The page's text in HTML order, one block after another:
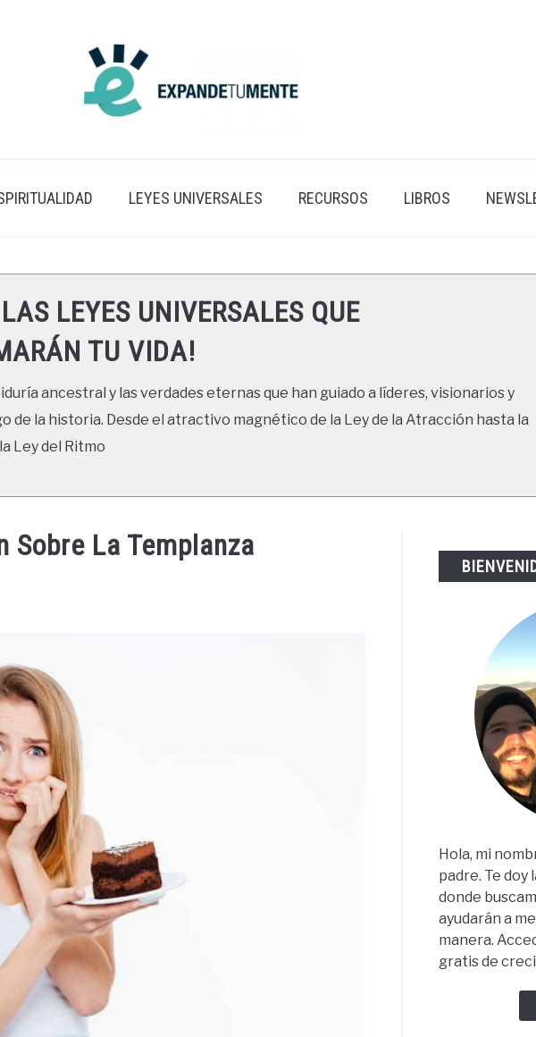
LEYES UNIVERSALES RECURSOS LIBROS
LEYES UNIVERSALES QUE
TU VIDA!
ancestral y las verdades eternas que han guiado a líderes, visionarios y
de la historia. Desde el atractivo magnético de la Ley de la Atracción hasta la
Ley del Ritmo
Sobre La Templanza
Hola, mi
padre. Te doy
donde
ayudarán a
manera.
gratis de